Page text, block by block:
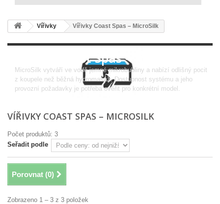
Vířivky Vířivky Coast Spas – MicroSilk
Vířivky Coast Spas – MicroSilk
MicroSilk vytváří ve vodě jemné mikrobubliny a nabízí odlišný pocit
z koupele než běžná hydromasáž. Dostupnost systému a jeho
provozní požadavky je potřeba ověřit pro konkrétní model.
VÍŘIVKY COAST SPAS – MICROSILK
Počet produktů: 3
Seřadit podle
Porovnat (0)
Zobrazeno 1 – 3 z 3 položek